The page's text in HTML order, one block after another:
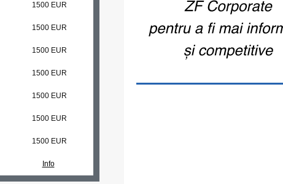
1500 EUR
1500 EUR
1500 EUR
1500 EUR
1500 EUR
1500 EUR
1500 EUR
Info